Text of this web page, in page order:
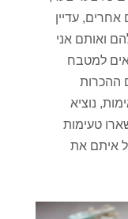
עדיין
ואותם אני
למטבח
ההכרות
נוציא
טעימות
איתם את